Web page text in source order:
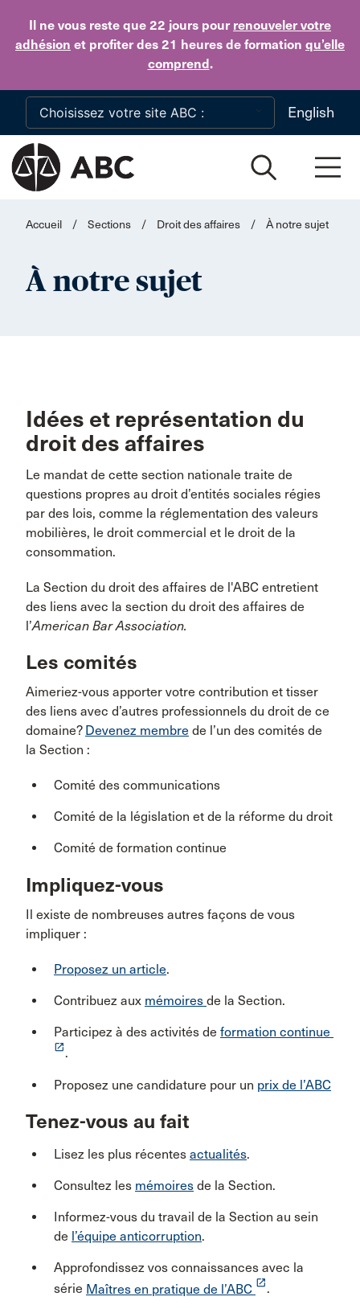
Il ne vous reste que 22 jours pour renouveler votre
adhésion et profiter des 21 heures de formation qu’elle
comprend.
Skip to main content
English
Accueil / Sections / Droit des affaires / À notre sujet
À notre sujet
Idées et représentation du
droit des affaires
Le mandat de cette section nationale traite de
questions propres au droit d’entités sociales régies
par des lois, comme la réglementation des valeurs
mobilières, le droit commercial et le droit de la
consommation.
La Section du droit des affaires de l'ABC entretient
des liens avec la section du droit des affaires de
l’American Bar Association.
Les comités
Aimeriez-vous apporter votre contribution et tisser
des liens avec d’autres professionnels du droit de ce
domaine? Devenez membre de l’un des comités de
la Section :
Comité des communications
Comité de la législation et de la réforme du droit
Comité de formation continue
Impliquez-vous
Il existe de nombreuses autres façons de vous
impliquer :
Proposez un article.
Contribuez aux mémoires de la Section.
Participez à des activités de formation continue
launch .
Proposez une candidature pour un prix de l’ABC
Tenez-vous au fait
Lisez les plus récentes actualités.
Consultez les mémoires de la Section.
Informez-vous du travail de la Section au sein
de l’équipe anticorruption.
Approfondissez vos connaissances avec la
série Maîtres en pratique de l’ABC launch .